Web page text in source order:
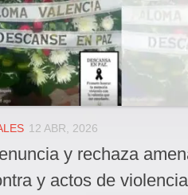
12 ABR, 2026
y rechaza
y actos de violencia